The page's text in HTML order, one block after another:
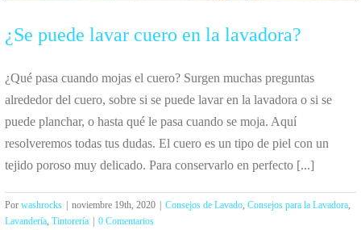
¿Se puede lavar cuero en la lavadora?
¿Qué pasa cuando mojas el cuero? Surgen muchas preguntas
alrededor del cuero, sobre si se puede lavar en la lavadora o si se
puede planchar, o hasta qué le pasa cuando se moja. Aquí
resolveremos todas tus dudas. El cuero es un tipo de piel con un
tejido poroso muy delicado. Para conservarlo en perfecto [...]
Por washrocks noviembre 19th, 2020 Consejos de Lavado, Consejos para la Lavadora,
Lavandería, Tintorería
0 Comentarios